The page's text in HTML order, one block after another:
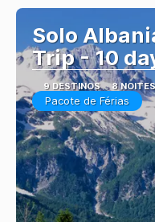
Solo
Trip - 10
9 DESTINOS 8 NOITES
Pacote de Férias